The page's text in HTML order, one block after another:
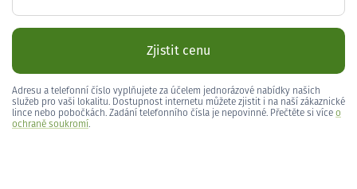
Zjistit cenu
Adresu a telefonní číslo vyplňujete za účelem jednorázové nabídky našich
služeb pro vaši lokalitu. Dostupnost internetu můžete zjistit i na naší zákaznické
lince nebo pobočkách. Zadání telefonního čísla je nepovinné. Přečtěte si více o
ochraně soukromí.